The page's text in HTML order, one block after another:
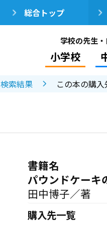
総合トップ
学校の先生
小学校
検索結果 この本の購入
書籍名
パウンドケーキ
田中博子／著
購入先一覧